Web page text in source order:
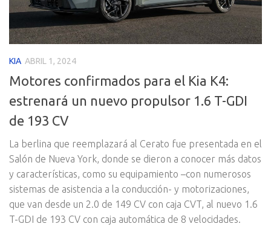
KIA ABRIL 1, 2024
Motores confirmados para el Kia K4:
estrenará un nuevo propulsor 1.6 T-GDI
de 193 CV
La berlina que reemplazará al Cerato fue presentada en el
Salón de Nueva York, donde se dieron a conocer más datos
y características, como su equipamiento –con numerosos
sistemas de asistencia a la conducción- y motorizaciones,
que van desde un 2.0 de 149 CV con caja CVT, al nuevo 1.6
T-GDI de 193 CV con caja automática de 8 velocidades.